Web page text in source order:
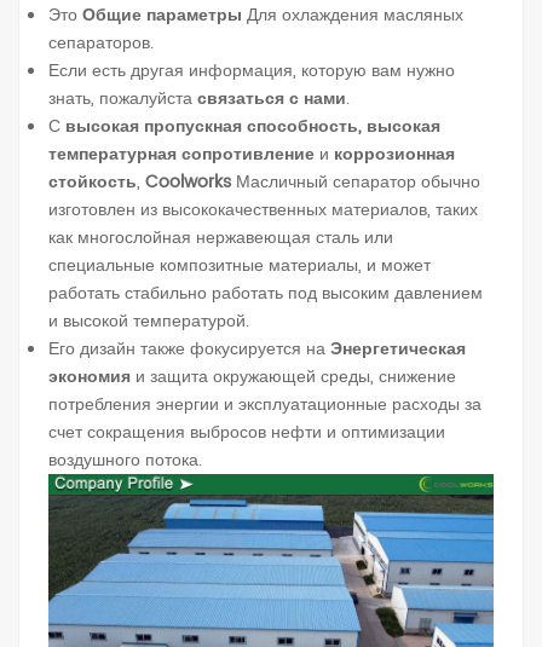
ЭтоОбщие параметры Для охлаждения масляных
сепараторов.
Если есть другая информация, которую вам нужно
знать, пожалуйстасвязаться с нами.
С высокая пропускная способность, высокая
температурная сопротивление и коррозионная
стойкость, Coolworks Масличный сепаратор обычно
изготовлен из высококачественных материалов, таких
как многослойная нержавеющая сталь или
специальные композитные материалы, и может
работать стабильно работать под высоким давлением
и высокой температурой.
Его дизайн также фокусируется наЭнергетическая
экономия и защита окружающей среды, снижение
потребления энергии и эксплуатационные расходы за
счет сокращения выбросов нефти и оптимизации
воздушного потока.